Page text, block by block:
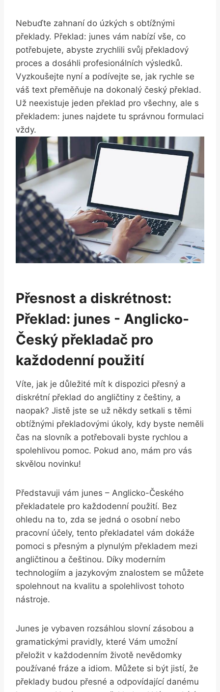
Nebuďte zahnaní do⁢ úzkých s⁣ obtížnými
překlady. ‌Překlad: junes vám⁢ nabízí ‌vše, ⁢co⁣
potřebujete, abyste ⁣zrychlili ‍svůj​ překladový
proces ⁣a ​dosáhli ‍profesionálních výsledků.
Vyzkoušejte nyní‌ a podívejte se, ⁤jak rychle se
váš text přeměňuje na dokonalý ⁣český překlad. ​
Už neexistuje jeden ‌překlad pro všechny, ale s
překladem: junes​ najdete tu⁣ správnou​ formulaci
vždy.
Přesnost​ a diskrétnost:⁣
Překlad:‍ junes ⁢- ‍Anglicko-
Český ‌překladač ‍pro
každodenní​ použití
Víte, jak je důležité mít k dispozici přesný a
diskrétní ⁢překlad‌ do angličtiny ‍z češtiny, a
naopak? Jistě jste se už někdy setkali s⁣ těmi
obtížnými překladovými úkoly, kdy⁤ byste ⁣neměli
čas na slovník a potřebovali⁤ byste rychlou a
spolehlivou pomoc. Pokud ano, mám‌ pro vás
⁣skvělou novinku!
Představuji vám junes – Anglicko-Českého
překladatele pro každodenní použití. Bez
ohledu ⁤na to, zda se jedná o osobní ‍nebo
pracovní účely, tento ​překladatel⁤ vám ⁢dokáže
pomoci ‌s přesným a ​plynulým ​překladem mezi
angličtinou a ⁣češtinou. Díky moderním
technologiím a jazykovým ​znalostem se můžete
spolehnout na kvalitu​ a spolehlivost tohoto
nástroje.
Junes je⁢ vybaven rozsáhlou ⁣slovní zásobou a
gramatickými pravidly, ‍které Vám umožní
přeložit​ v ‌každodenním životě ⁢nevědomky ​
používané ⁣fráze a idiom. Můžete ​si​ být jistí, že
překlady‌ budou přesné a​ odpovídající danému